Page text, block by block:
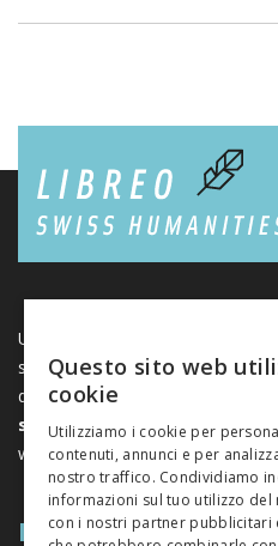
Una piattaforma unica per i libri
svizzeri di scienze umane e
dell’
Associazione svizzera
sociali. È un’associazione
www.editeurssuisses.ch
MAPPA DEL SITO
Questo sito web
cookie
Utilizziamo i cookie per
contenuti, annunci e per
nostro traffico. Condividiamo
informazioni sul tuo utilizzo del
con i nostri partner pubblicitari